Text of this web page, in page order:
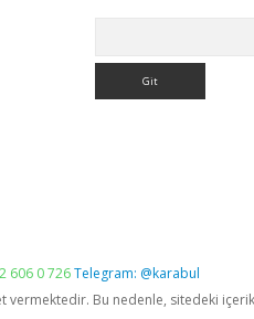
606 0 726Telegram: @karabul
vermektedir. Bu nedenle, sitedeki